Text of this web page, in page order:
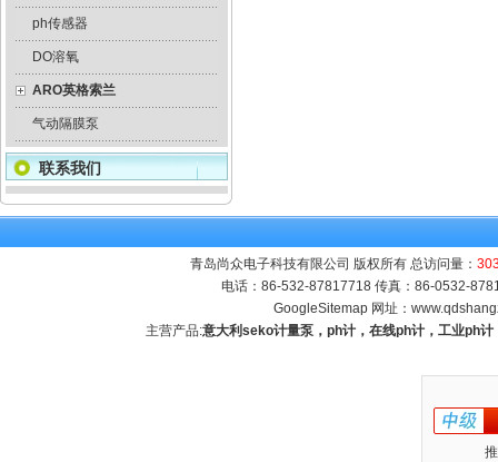
ph传感器
DO溶氧
ARO英格索兰
气动隔膜泵
联系我们
青岛尚众电子科技有限公司 版权所有 总访问量：
电话：86-532-87817718 传真：86-0532-
GoogleSitemap 网址：
主营产品:意大利seko计量泵，ph计，在线ph计，工业ph